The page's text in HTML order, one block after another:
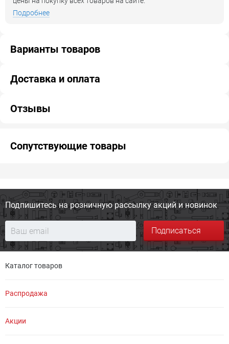
Подробнее
Варианты товаров
Доставка и оплата
Отзывы
Сопутствующие товары
Подпишитесь на розничную рассылку акций и новинок
Подписаться
Каталог товаров
Распродажа
Акции